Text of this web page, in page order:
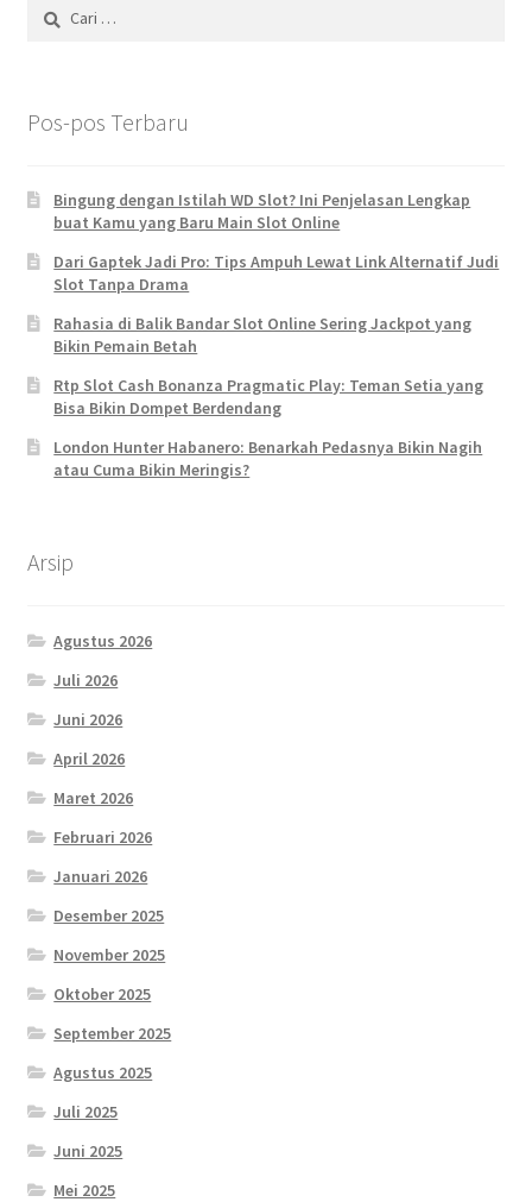
untuk:
Pos-pos Terbaru
Bingung dengan Istilah WD Slot? Ini Penjelasan Lengkap
buat Kamu yang Baru Main Slot Online
Dari Gaptek Jadi Pro: Tips Ampuh Lewat Link Alternatif Judi
Slot Tanpa Drama
Rahasia di Balik Bandar Slot Online Sering Jackpot yang
Bikin Pemain Betah
Rtp Slot Cash Bonanza Pragmatic Play: Teman Setia yang
Bisa Bikin Dompet Berdendang
London Hunter Habanero: Benarkah Pedasnya Bikin Nagih
atau Cuma Bikin Meringis?
Arsip
Agustus 2026
Juli 2026
Juni 2026
April 2026
Maret 2026
Februari 2026
Januari 2026
Desember 2025
November 2025
Oktober 2025
September 2025
Agustus 2025
Juli 2025
Juni 2025
Mei 2025